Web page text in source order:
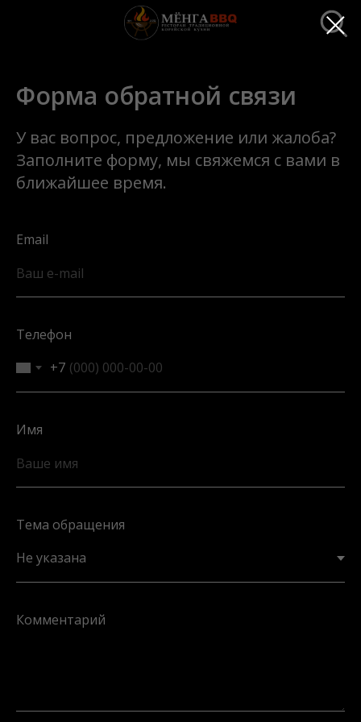
Форма обратной связи
У вас вопрос, предложение или жалоба?
Заполните форму, мы свяжемся с вами в
ближайшее время.
Email
Ваш e-mail
Телефон
+7
Имя
Ваше имя
Тема обращения
Комментарий